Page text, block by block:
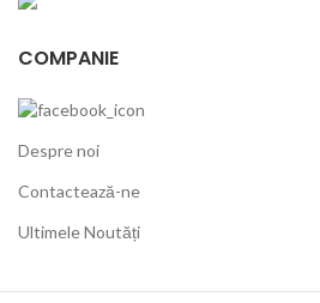
COMPANIE
Despre noi
Contactează-ne
Ultimele Noutăți